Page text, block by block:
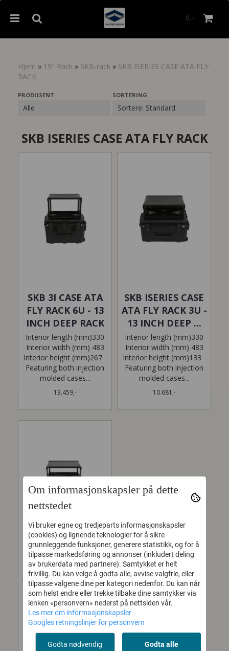
0,-
Hjem » 19" Rack » SKB-rack » SKB ISERIES CASE ATA FLY
RACK
PRODUSENT SORTERING
SKB ISERIES CASE ATA FLY RACK
SKB 3I CASE ATA
FLY RACK 6U - 13
INCH DEEP RACK
Interior length (mm)330
Interior width (mm) 483
Interior height (mm)267
Featuring both injection
molded cases...
13.459,-
SKB ISERIES CASE
ATA FLY RACK 3U -
13 INCH DEEP ...
Interior length (mm)330
Interior width (mm) 483
Interior height (mm)133
Featuring both injection
molded cases...
10.681,-
SKB ISERIES CASE
ATA FLY RACK 4U -
13 INCH DEEP ...
Interior length (mm)330
Interior width (mm) 483
Interior height (mm)133
Featuring both injection
molded cases...
Trykk ENTER for å søke
Om informasjonskapsler på dette
nettstedet
Vi bruker egne og tredjeparts informasjonskapsler
(cookies) og lignende teknologier for å sikre
grunnleggende funksjoner, generere statistikk, og for å
tilpasse markedsføring og annonser (inkludert deling
av brukerdata med partnere). Samtykket er helt
frivillig. Du kan velge å godta alle, avvise valgfrie, eller
tilpasse valgene dine per kategori nedenfor. Du kan når
som helst endre eller trekke tilbake dine samtykker via
lenken «personvern» nederst på nettsiden vår.
Les mer om informasjonskapsler
Googles retningslinjer for personvern
Godta nødvendig Godta alle